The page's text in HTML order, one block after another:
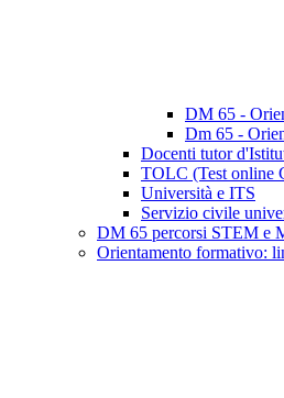
DM 65 -
Dm 65 -
Docenti tutor
TOLC (Test online
Università e ITS
Servizio civile
DM 65 percorsi STEM e
Orientamento formativo: